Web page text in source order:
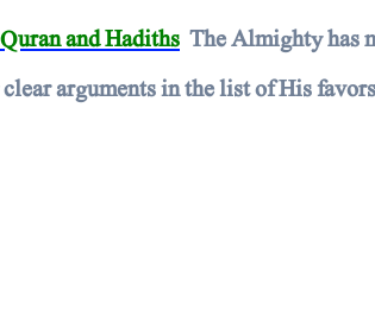
and Hadiths The Almighty has
arguments in the list of His